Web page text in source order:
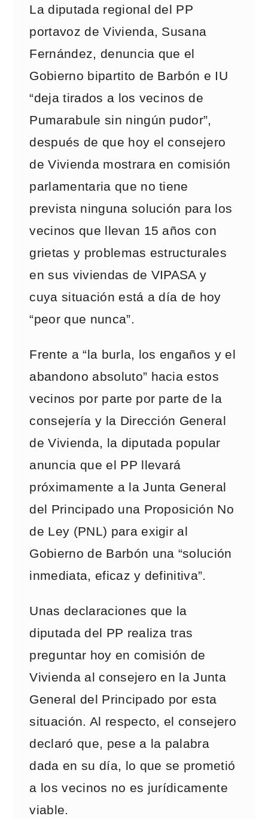
La diputada regional del PP
portavoz de Vivienda, Susana
Fernández, denuncia que el
Gobierno bipartito de Barbón e IU
“deja tirados a los vecinos de
Pumarabule sin ningún pudor”,
después de que hoy el consejero
de Vivienda mostrara en comisión
parlamentaria que no tiene
prevista ninguna solución para los
vecinos que llevan 15 años con
grietas y problemas estructurales
en sus viviendas de VIPASA y
cuya situación está a día de hoy
“peor que nunca”.
Frente a “la burla, los engaños y el
abandono absoluto” hacia estos
vecinos por parte por parte de la
consejería y la Dirección General
de Vivienda, la diputada popular
anuncia que el PP llevará
próximamente a la Junta General
del Principado una Proposición No
de Ley (PNL) para exigir al
Gobierno de Barbón una “solución
inmediata, eficaz y definitiva”.
Unas declaraciones que la
diputada del PP realiza tras
preguntar hoy en comisión de
Vivienda al consejero en la Junta
General del Principado por esta
situación. Al respecto, el consejero
declaró que, pese a la palabra
dada en su día, lo que se prometió
a los vecinos no es jurídicamente
viable.